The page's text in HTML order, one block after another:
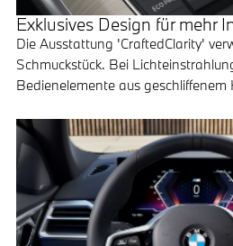
Exklusives Design für mehr
Die Ausstattung 'CraftedClarity'
Schmuckstück. Bei
Bedienelemente aus